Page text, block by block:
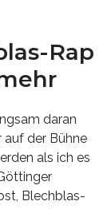
Rap
daran
auf der Bühne
als ich es
Blechblas-